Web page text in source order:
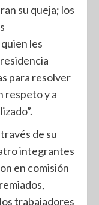
su queja; los
les
para resolver
respeto y a
de su
integrantes
en comisión
trabajadores